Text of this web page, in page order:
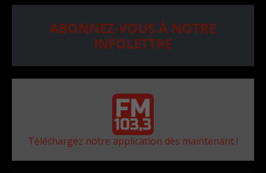
ABONNEZ-VOUS À NOTRE
INFOLETTRE
Téléchargez notre application dès maintenant !